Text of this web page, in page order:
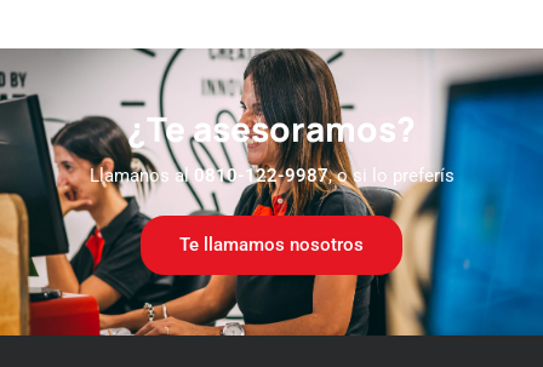
¿Te asesoramos?
Llamanos al 0810-122-9987, o si lo preferís
Te llamamos nosotros